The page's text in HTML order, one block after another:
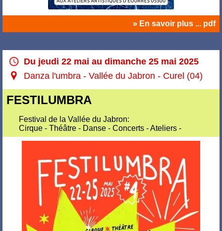
» En savoir plus ... pdf
Du jeudi 22 mai au dimanche 25 mai 2025
Danza l'umbra - Vallée du Jabron - Curel (04)
FESTILUMBRA
Festival de la Vallée du Jabron:
Cirque - Théâtre - Danse - Concerts - Ateliers -